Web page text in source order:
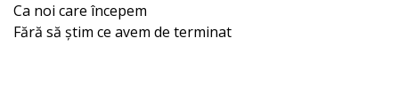
Ca noi care începem
Fără să știm ce avem de terminat